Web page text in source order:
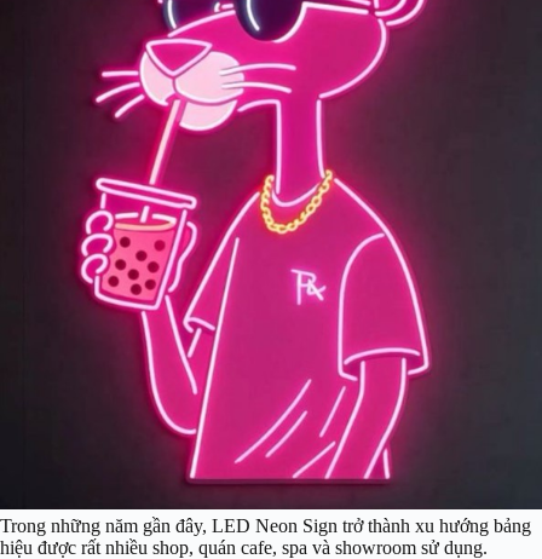
Trong những năm gần đây, LED Neon Sign trở thành xu hướng bảng
hiệu được rất nhiều shop, quán cafe, spa và showroom sử dụng.